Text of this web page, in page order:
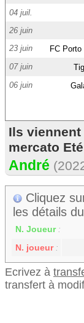
04 juil.
26 juin
23 juin FC Porto
07 juin
06 juin
Ils viennent
mercato
André
Cliquez
les détails
N. Joueur:
N. joueur:
Ecrivez à
transfert à